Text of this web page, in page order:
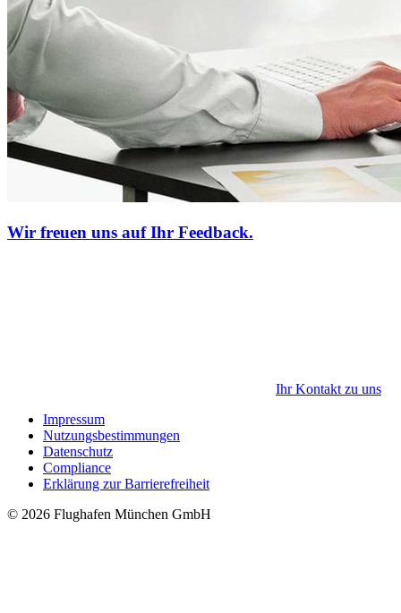
Wir freuen uns auf Ihr Feedback.
Ihr Kontakt zu uns
Impressum
Nutzungsbestimmungen
Datenschutz
Compliance
Erklärung zur Barrierefreiheit
© 2026 Flughafen München GmbH